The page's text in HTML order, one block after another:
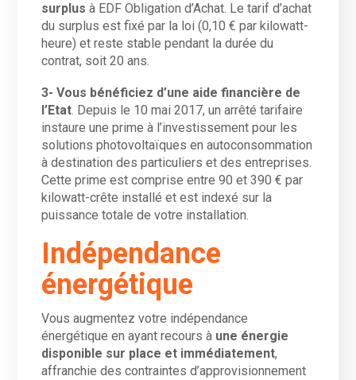
surplus à EDF Obligation d’Achat. Le tarif d’achat
du surplus est fixé par la loi (0,10 € par kilowatt-
heure) et reste stable pendant la durée du
contrat, soit 20 ans.
3- Vous bénéficiez d’une aide financière de
l’Etat. Depuis le 10 mai 2017, un arrêté tarifaire
instaure une prime à l’investissement pour les
solutions photovoltaïques en autoconsommation
à destination des particuliers et des entreprises.
Cette prime est comprise entre 90 et 390 € par
kilowatt-crête installé et est indexé sur la
puissance totale de votre installation.
Indépendance
énergétique
Vous augmentez votre indépendance
énergétique en ayant recours à une énergie
disponible sur place et immédiatement,
affranchie des contraintes d’approvisionnement